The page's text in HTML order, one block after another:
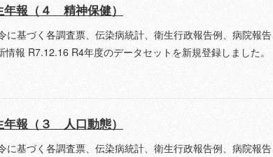
年報（４ 精神保健）
に基づく各調査票、伝染病統計、衛生行政報告例、病院報
情報 R7.12.16 R4年度のデータセットを新規登録しました。
年報（３ 人口動態）
に基づく各調査票、伝染病統計、衛生行政報告例、病院報